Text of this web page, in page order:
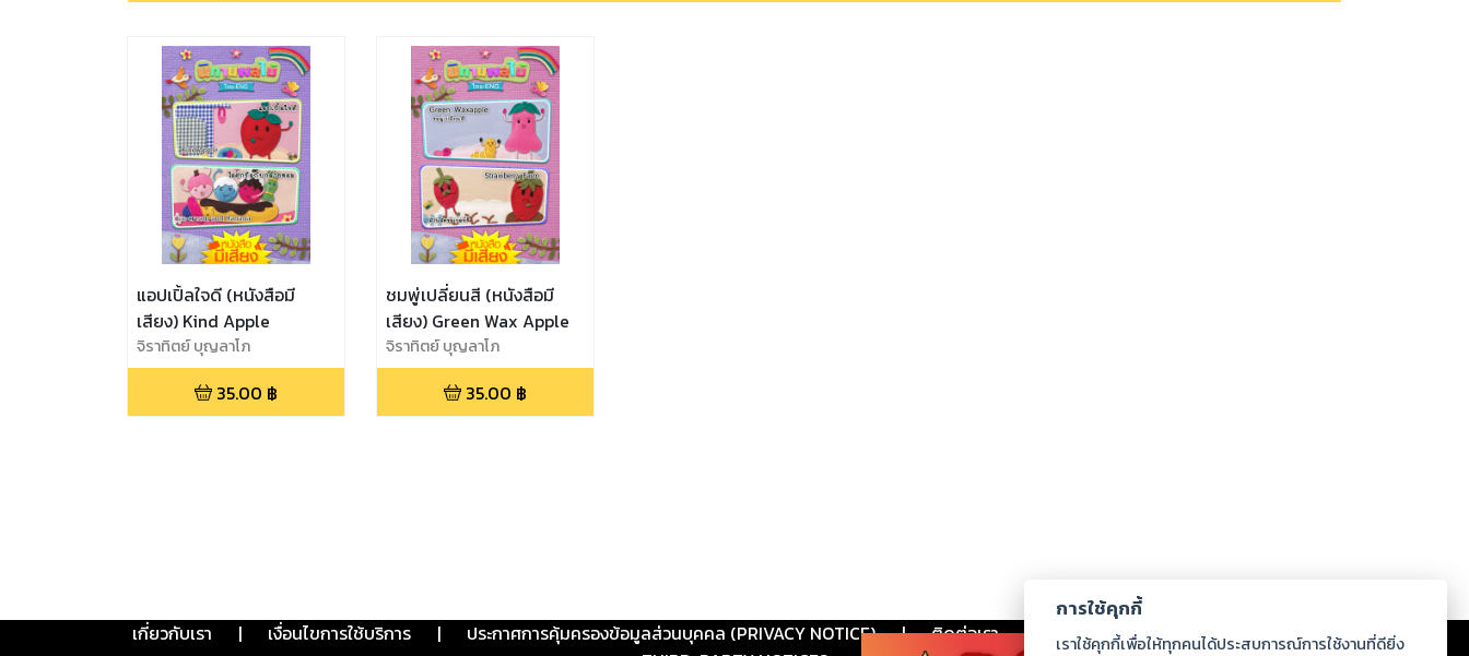
แอปเปิ้ลใจดี (หนังสือมี
เสียง) Kind Apple
จิราทิตย์ บุญลาโภ
35.00 ฿
ชมพู่เปลี่ยนสี (หนังสือมี
เสียง) Green Wax Apple
จิราทิตย์ บุญลาโภ
35.00 ฿
เกี่ยวกับเรา | เงื่อนไขการใช้บริการ | ประกาศการคุ้มครองข้อมูลส่วนบุคคล (PRIVACY NOTICE) | ติดต่อเรา ร่วมงานกับเรา ดาวน์โหลด
การใช้คุกกี้
เราใช้คุกกี้เพื่อให้ทุกคนได้ประสบการณ์การใช้งานที่ดียิ่ง